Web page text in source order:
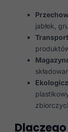
jabłek,